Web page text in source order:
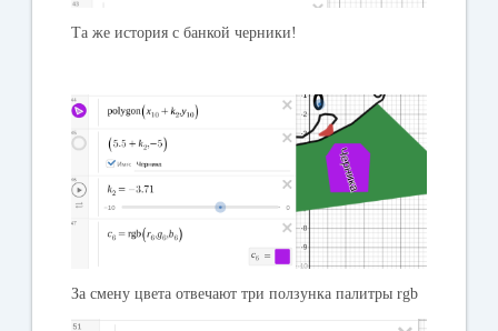
Та же история с банкой черники!
За смену цвета отвечают три ползунка палитры rgb